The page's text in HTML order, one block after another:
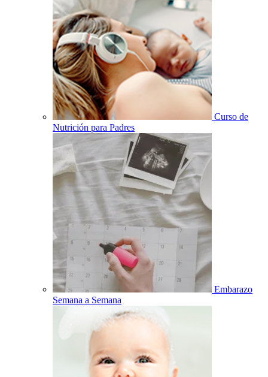
Curso de
Nutrición para Padres
Embarazo
Semana a Semana